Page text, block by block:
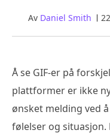
Av Daniel Smith
Å se GIF-er på
plattformer er ikke
ønsket melding ved
følelser og